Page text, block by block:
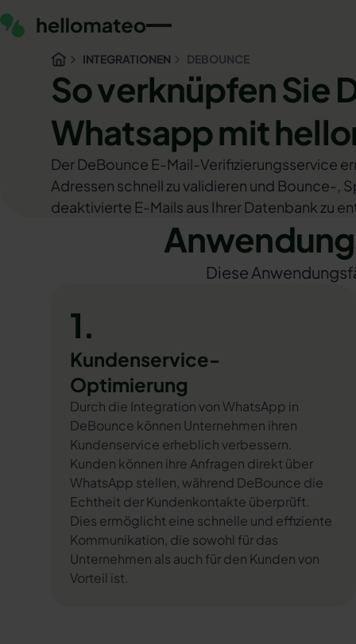
INTEGRATIONEN DEBOUNCE
So verknüpfen Sie
Whatsapp mit
Der DeBounce E-Mail-Verifizierungsservice
Adressen schnell zu validieren und Bounce-,
deaktivierte E-Mails aus Ihrer Datenbank zu
Diese
1.
Kundenservice-
Optimierung
Durch die Integration von WhatsApp in
DeBounce können Unternehmen ihren
Kundenservice erheblich verbessern.
Kunden können ihre Anfragen direkt über
WhatsApp stellen, während DeBounce die
Echtheit der Kundenkontakte überprüft.
Dies ermöglicht eine schnelle und effiziente
Kommunikation, die sowohl für das
Unternehmen als auch für den Kunden von
Vorteil ist.